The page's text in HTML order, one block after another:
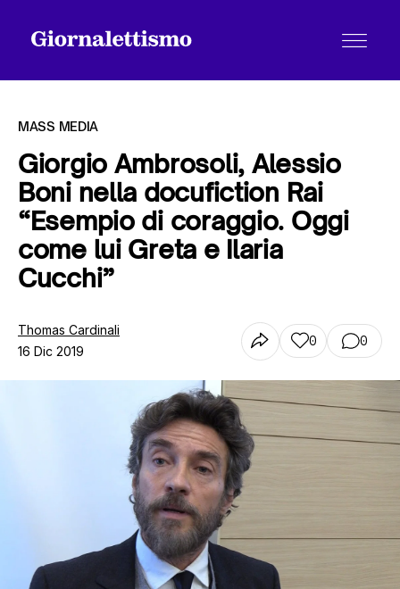
Tutti gli articoli
Chi siamo
Contatti
MASS MEDIA
Giorgio Ambrosoli, Alessio
Boni nella docufiction Rai
“Esempio di coraggio. Oggi
come lui Greta e Ilaria
Cucchi”
Thomas Cardinali
16 Dic 2019
0 0